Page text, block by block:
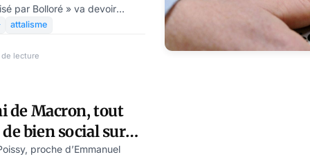
par Bolloré » va devoir
» et à ses diverses
Nouveau, mais aussi
du lâche avec lequel
attalisme
lecture
de Macron, tout
bien social sur
proche d’Emmanuel